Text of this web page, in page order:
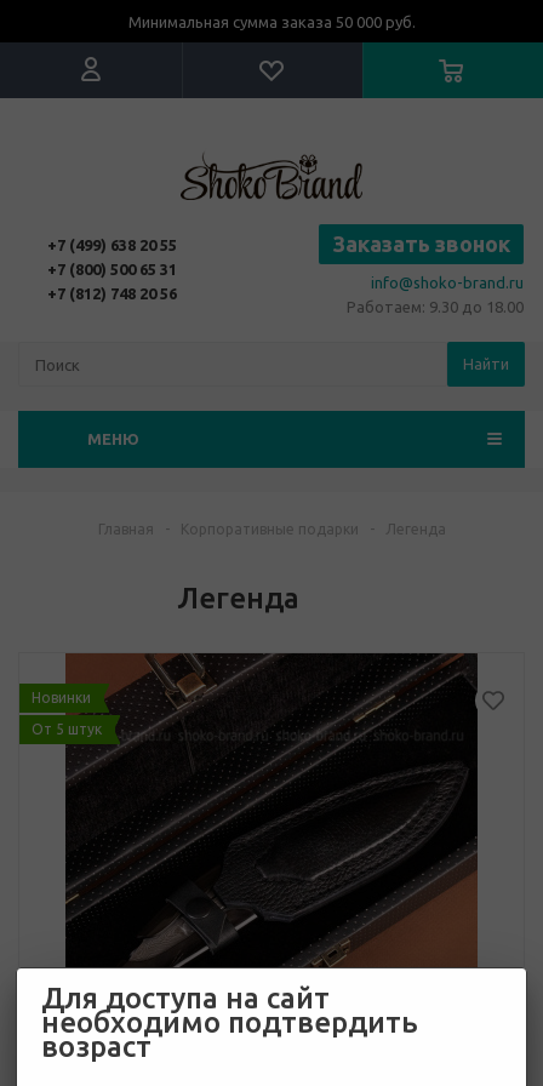
Минимальная сумма заказа 50 000 руб.
+7 (499) 638 20 55
+7 (800) 500 65 31
+7 (812) 748 20 56
Заказать звонок
info@shoko-brand.ru
Работаем: 9.30 до 18.00
Найти
МЕНЮ
Главная - Корпоративные подарки - Легенда
Легенда
Новинки
От 5 штук
Для доступа на сайт
необходимо подтвердить
возраст